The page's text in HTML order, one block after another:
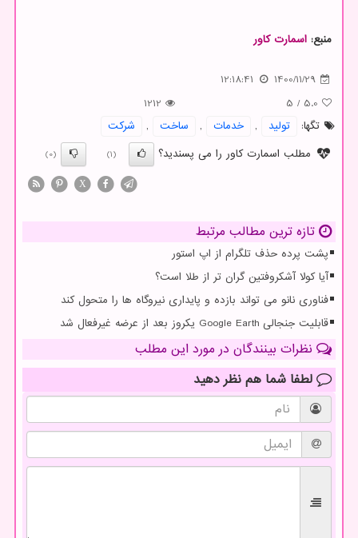
منبع: اسمارت كاور
1400/11/29
12:18:41
5.0
/
5
1212
تگها:
تولید , خدمات , ساخت ,
شركت
مطلب اسمارت کاور را می پسندید؟
(1)
(0)
X
تازه ترین مطالب مرتبط
پشت پرده حذف تلگرام از اپ استور
آیا کولا آشکروفتین گران تر از طلا است؟
فناوری نانو می تواند بازده و پایداری نیروگاه ها را متحول کند
قابلیت جنجالی Google Earth یکروز بعد از عرضه غیرفعال شد
نظرات بینندگان در مورد این مطلب
لطفا شما هم نظر دهید